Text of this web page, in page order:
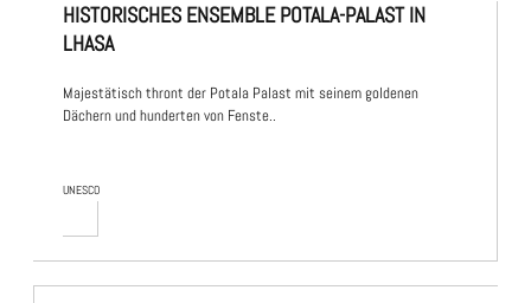
UNESCO
HISTORISCHES ENSEMBLE POTALA-PALAST IN
LHASA
Majestätisch thront der Potala Palast mit seinem goldenen
Dächern und hunderten von Fenste..